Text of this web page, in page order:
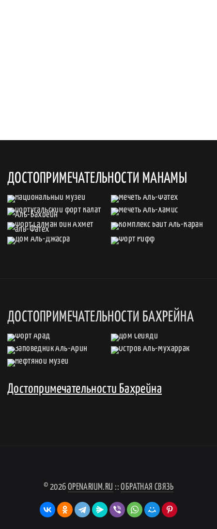
ДОСТОПРИМЕЧАТЕЛЬНОСТИ МАНАМЫ
ДОСТОПРИМЕЧАТЕЛЬНОСТИ БАХРЕЙНА
Достопримечательности Бахрейна
© 2026 OPENARIUM.RU ::ОБРАТНАЯ СВЯЗЬ